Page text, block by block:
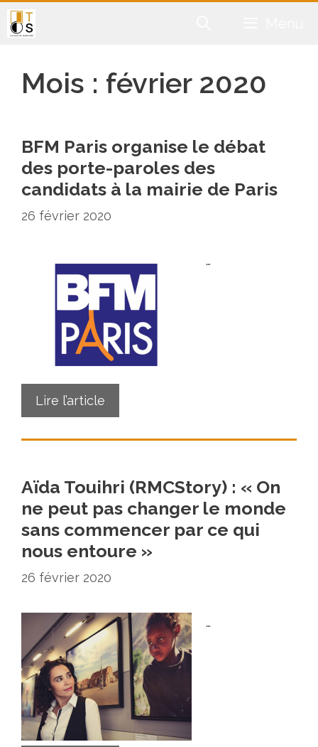
Aller
au
Mois : février 2020
BFM Paris organise le débat
des porte-paroles des
candidats à la mairie de Paris
26 février 2020
…
Lire l’article
Aïda Touihri (RMCStory) : « On
ne peut pas changer le monde
sans commencer par ce qui
nous entoure »
26 février 2020
…